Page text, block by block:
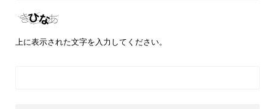
上に表示された文字を入力してください。